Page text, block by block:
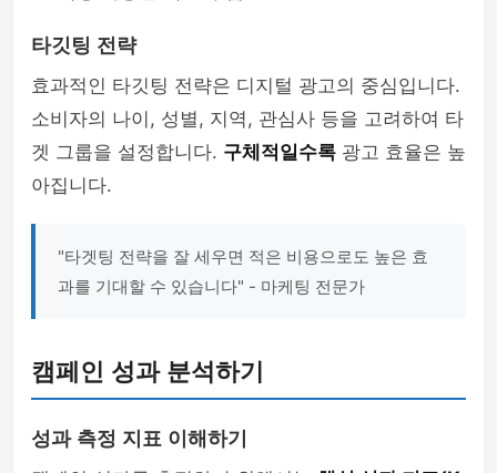
타깃팅 전략
효과적인 타깃팅 전략은 디지털 광고의 중심입니다.
소비자의 나이, 성별, 지역, 관심사 등을 고려하여 타
겟 그룹을 설정합니다. 구체적일수록 광고 효율은 높
아집니다.
"타겟팅 전략을 잘 세우면 적은 비용으로도 높은 효
과를 기대할 수 있습니다" - 마케팅 전문가
캠페인 성과 분석하기
성과 측정 지표 이해하기